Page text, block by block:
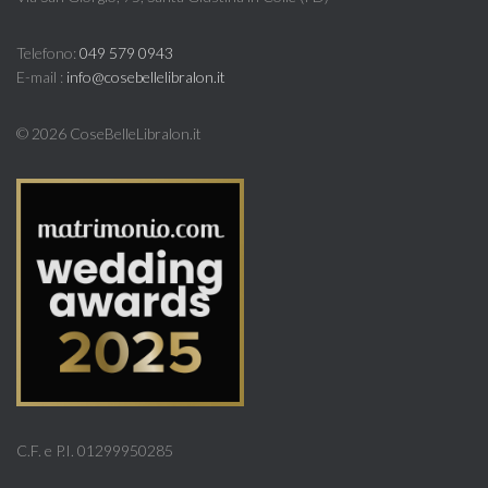
Telefono: 049 579 0943
E-mail : info@cosebellelibralon.it
© 2026 CoseBelleLibralon.it
C.F. e P.I. 01299950285